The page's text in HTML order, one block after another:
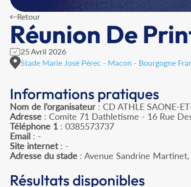
Retour
Réunion De
25 Avril 2026
Stade Marie José Pérec - Macon - Bourgogne
Informations pratiques
Nom de l’organisateur : CD ATHLE SAONE-
Adresse : Comite 71 Dathletisme - 16 Rue
Téléphone 1 : 0385573737
Email : -
Site internet: -
Adresse du stade : Avenue Sandrine
Résultats disponibles